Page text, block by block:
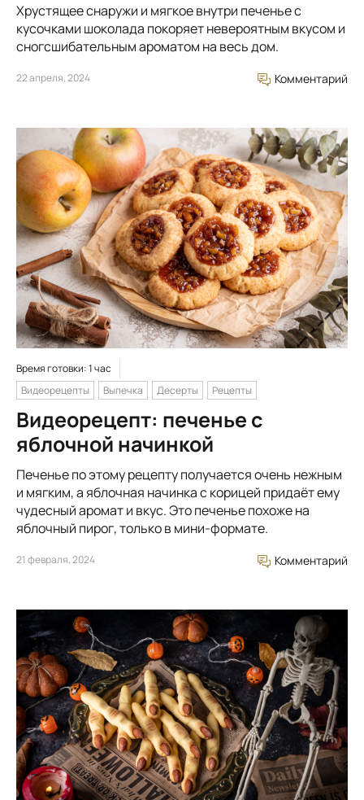
Хрустящее снаружи и мягкое внутри печенье с
кусочками шоколада покоряет невероятным вкусом и
сногсшибательным ароматом на весь дом.
22 апреля, 2024 Комментарий
Время готовки: 1 час
Видеорецепты
Выпечка Десерты Рецепты
Видеорецепт: печенье с
яблочной начинкой
Печенье по этому рецепту получается очень нежным
и мягким, а яблочная начинка с корицей придаёт ему
чудесный аромат и вкус. Это печенье похоже на
яблочный пирог, только в мини-формате.
21 февраля, 2024 Комментарий